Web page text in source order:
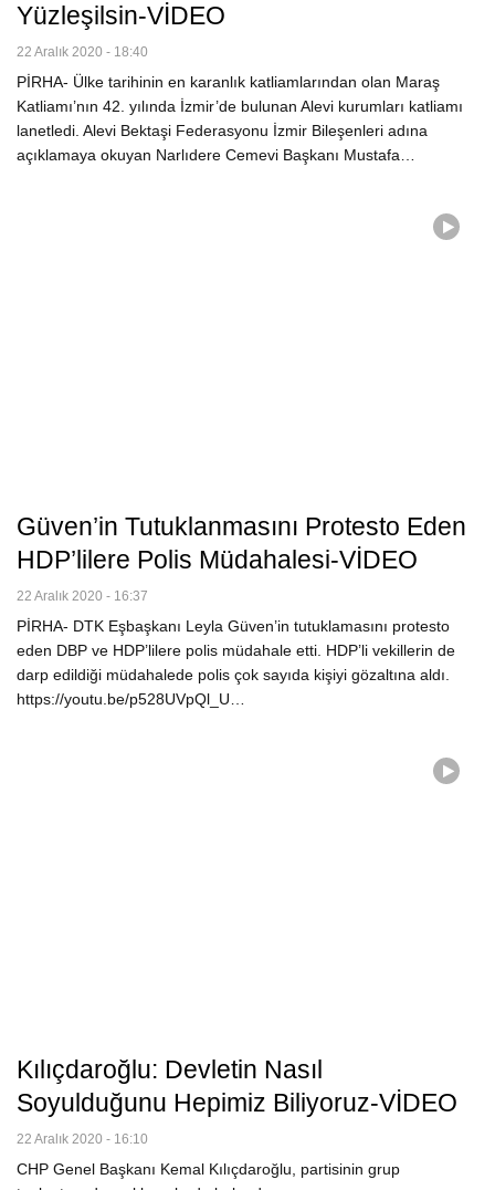
Yüzleşilsin-VİDEO
22 Aralık 2020 - 18:40
PİRHA- Ülke tarihinin en karanlık katliamlarından olan Maraş
Katliamı’nın 42. yılında İzmir’de bulunan Alevi kurumları katliamı
lanetledi. Alevi Bektaşi Federasyonu İzmir Bileşenleri adına
açıklamaya okuyan Narlıdere Cemevi Başkanı Mustafa…
Güven’in Tutuklanmasını Protesto Eden
HDP’lilere Polis Müdahalesi-VİDEO
22 Aralık 2020 - 16:37
PİRHA- DTK Eşbaşkanı Leyla Güven’in tutuklamasını protesto
eden DBP ve HDP’lilere polis müdahale etti. HDP’li vekillerin de
darp edildiği müdahalede polis çok sayıda kişiyi gözaltına aldı.
https://youtu.be/p528UVpQl_U…
Kılıçdaroğlu: Devletin Nasıl
Soyulduğunu Hepimiz Biliyoruz-VİDEO
22 Aralık 2020 - 16:10
CHP Genel Başkanı Kemal Kılıçdaroğlu, partisinin grup